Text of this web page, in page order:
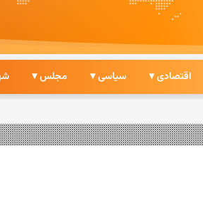
اقتصادی ▾ سیاسی ▾ مجلس ▾